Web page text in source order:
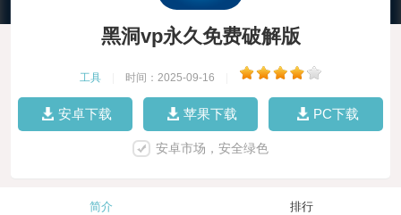
黑洞vp永久免费破解版
工具 时间：2025-09-16
安卓下载 苹果下载 PC下载
安卓市场，安全绿色
简介 排行